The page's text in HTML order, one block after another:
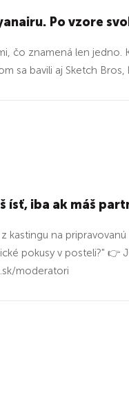
Po vzore
čo znamená len jedno.
sa bavili aj Sketch Bros,
ísť, iba ak máš
kastingu na
pokusy v posteli?" 👉
moderatori